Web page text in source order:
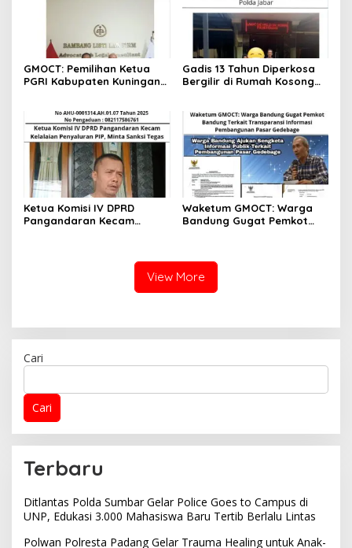
GMOCT: Pemilihan Ketua
PGRI Kabupaten Kuningan
Demokratis dan
Transparan
Gadis 13 Tahun Diperkosa
Bergilir di Rumah Kosong
Ketua Komisi IV DPRD
Pangandaran Kecam
Waketum GMOCT: Warga
Bandung Gugat Pemkot
Gedebage
View More
Cari
Cari
Terbaru
Ditlantas Polda Sumbar Gelar Police Goes to Campus di
UNP, Edukasi 3.000 Mahasiswa Baru Tertib Berlalu Lintas
Polwan Polresta Padang Gelar Trauma Healing untuk Anak-